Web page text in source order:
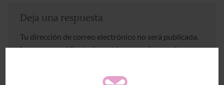
Deja una respuesta
Tu dirección de correo electrónico no será publicada.
Los campos obligatorios están marcados con*